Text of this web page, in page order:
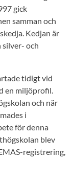
gick
samman och
Kedjan är
och
tidigt vid
en miljöprofil.
och när
i
för denna
blev
registrering,